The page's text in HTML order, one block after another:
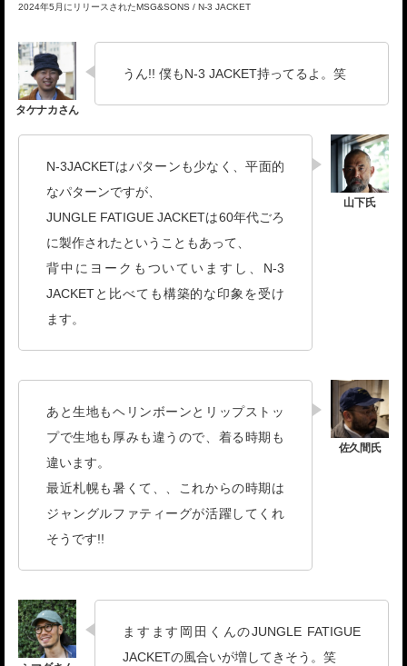
2024年5月にリリースされたMSG&SONS / N-3 JACKET
うん!! 僕もN-3 JACKET持ってるよ。笑
N-3JACKETはパターンも少なく、平面的
なパターンですが、
JUNGLE FATIGUE JACKETは60年代ごろ
に製作されたということもあって、
背中にヨークもついていますし、N-3
JACKETと比べても構築的な印象を受け
ます。
あと生地もヘリンボーンとリップストッ
プで生地も厚みも違うので、着る時期も
違います。
最近札幌も暑くて、、これからの時期は
ジャングルファティーグが活躍してくれ
そうです!!
ますます岡田くんのJUNGLE FATIGUE
JACKETの風合いが増してきそう。笑